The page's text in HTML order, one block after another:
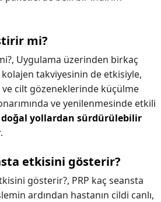
mi?
Uygulama üzerinden birkaç
takviyesinin de etkisiyle,
ve cilt gözeneklerinde küçülme
ve yenilenmesinde etkili
doğal yollardan sürdürülebilir
.
etkisini gösterir?
gösterir?, PRP kaç seansta
ardından hastanın cildi canlı,